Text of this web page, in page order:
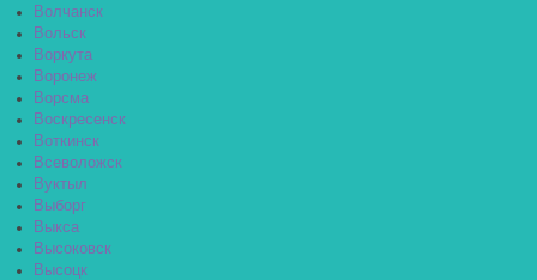
Волчанск
Вольск
Воркута
Воронеж
Ворсма
Воскресенск
Воткинск
Всеволожск
Вуктыл
Выборг
Выкса
Высоковск
Высоцк